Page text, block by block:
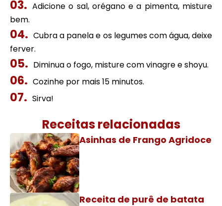
Adicione o sal, orégano e a pimenta, misture
bem.
Cubra a panela e os legumes com água, deixe
ferver.
Diminua o fogo, misture com vinagre e shoyu.
Cozinhe por mais 15 minutos.
Sirva!
Receitas relacionadas
Asinhas de Frango Agridoce
Receita de purê de batata